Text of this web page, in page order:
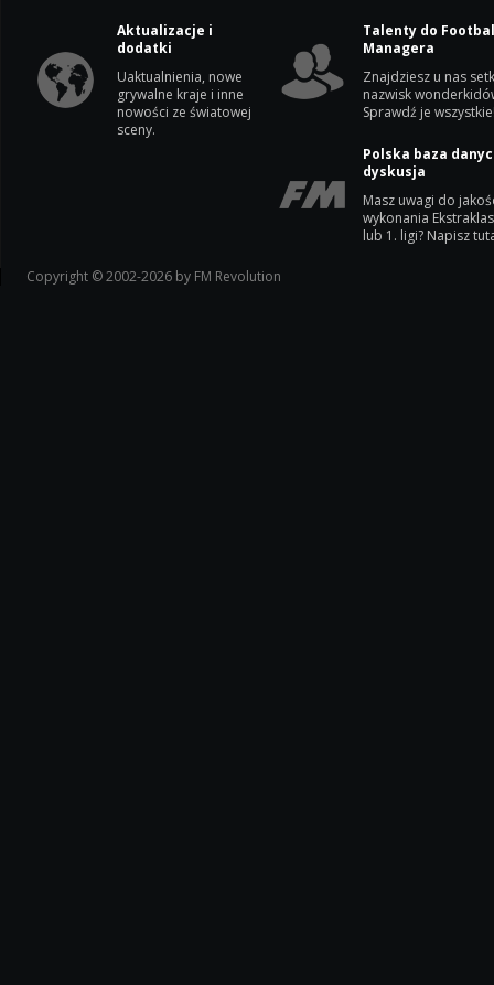
Aktualizacje i
dodatki
Uaktualnienia, nowe
grywalne kraje i inne
nowości ze światowej
sceny.
Talenty do
Managera
Znajdziesz u nas
nazwisk
Sprawdź je
Polska baza
dyskusja
Masz uwagi do
wykonania
lub 1. ligi? Napisz
Copyright © 2002-2026 by FM Revolution